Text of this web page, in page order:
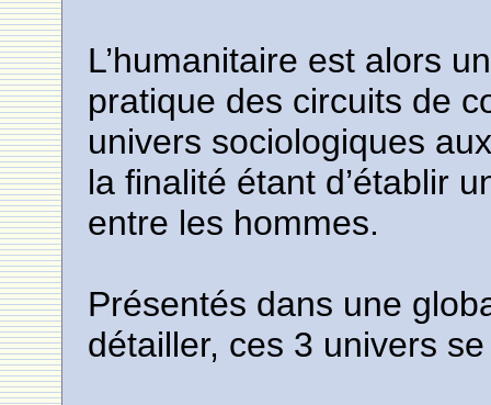
L’humanitaire est alors
pratique des circuits de
univers sociologiques
la finalité étant d’établir
entre les hommes.
Présentés dans une
détailler, ces 3 univers